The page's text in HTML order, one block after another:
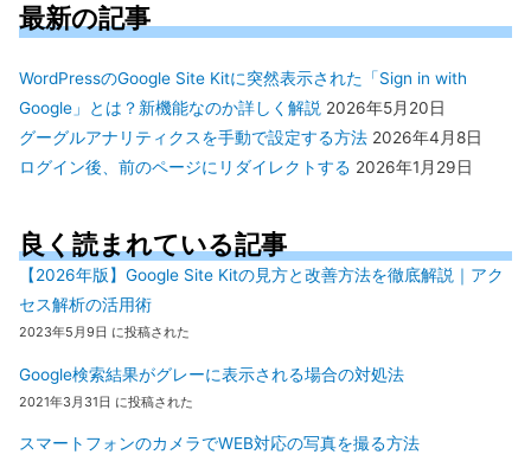
最新の記事
WordPressのGoogle Site Kitに突然表示された「Sign in with
Google」とは？新機能なのか詳しく解説 2026年5月20日
グーグルアナリティクスを手動で設定する方法 2026年4月8日
ログイン後、前のページにリダイレクトする 2026年1月29日
良く読まれている記事
【2026年版】Google Site Kitの見方と改善方法を徹底解説｜アク
セス解析の活用術
2023年5月9日 に投稿された
Google検索結果がグレーに表示される場合の対処法
2021年3月31日 に投稿された
スマートフォンのカメラでWEB対応の写真を撮る方法